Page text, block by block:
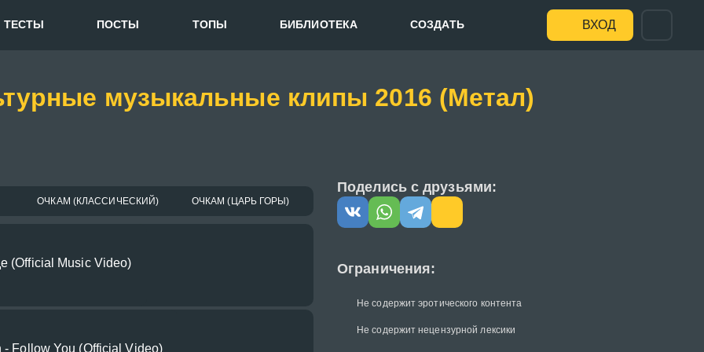
ТЕСТЫ ПОСТЫ ТОПЫ БИБЛИОТЕКА СОЗДАТЬ ВХОД
музыкальные клипы 2016 (Метал)
ОЧКАМ (КЛАССИЧЕСКИЙ) ОЧКАМ (ЦАРЬ ГОРЫ)
(Official Music Video)
Follow You (Official Video)
Поделись с друзьями:
Ограничения:
Не содержит эротического контента
Не содержит нецензурной лексики